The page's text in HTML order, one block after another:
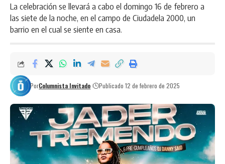
La celebración se llevará a cabo el domingo 16 de febrero a
las siete de la noche, en el campo de Ciudadela 2000, un
barrio en el cual se siente en casa.
PorColumnista Invitado Publicado 12 de febrero de 2025